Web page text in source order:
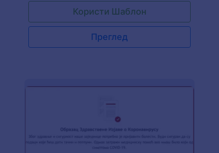
Користи Шаблон
Преглед